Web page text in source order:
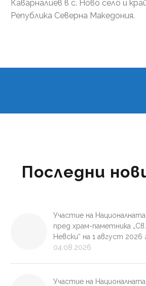
Каварналиев в с. Ново село и
Република Северна Македония.
Последни
Участие на
пред храм-паметника
Невски“ на 1 август 2026
04.08.2026
Участие на